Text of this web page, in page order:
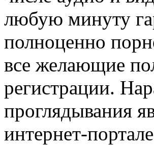
любую минуту
полноценно
все желающие
регистрации.
проглядывания
интернет-